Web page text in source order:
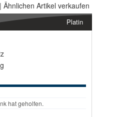
| Ähnlichen Artikel verkaufen
Platin